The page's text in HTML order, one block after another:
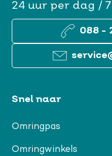
24 uur per dag /
088 -
Snel naar
Omringpas
Omringwinkels